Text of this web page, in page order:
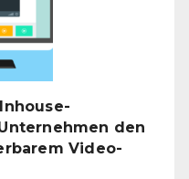
jetzt
der
richtige
Zeitpunkt
eine
unternehmensweite
KI-
den
Video-